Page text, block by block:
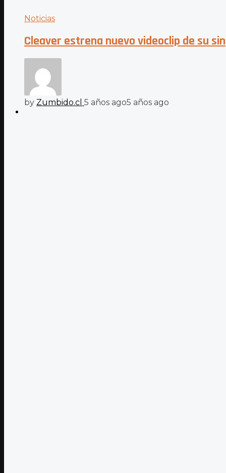
Noticias
Cleaver estrena nuevo videoclip de su
by Zumbido.cl 5 años ago5 años ago